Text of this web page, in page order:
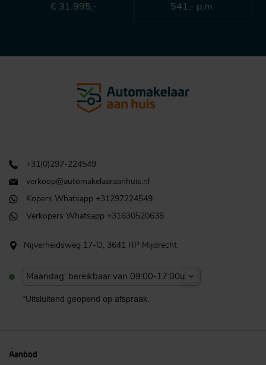
€ 31.995,- 541,- p.m.
+31(0)297-224549
verkoop@automakelaaraanhuis.nl
Kopers Whatsapp +31297224549
Verkopers Whatsapp +31630520638
Nijverheidsweg 17-O, 3641 RP Mijdrecht
Maandag: bereikbaar van 09:00-17:00u
*Uitsluitend geopend op afspraak.
Aanbod